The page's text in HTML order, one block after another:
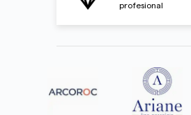
profesional